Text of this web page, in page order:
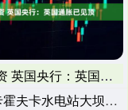
国央行：英国通胀已见顶
水电站大坝遭袭”后